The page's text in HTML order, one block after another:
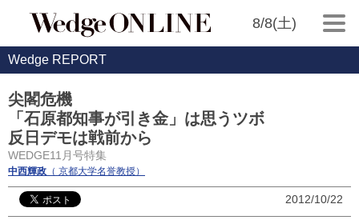
8/8(土)
Wedge REPORT
尖閣危機
「石原都知事が引き金」は思うツボ
反日デモは戦前から
WEDGE11月号特集
中西輝政 （ 京都大学名誉教授）
2012/10/22